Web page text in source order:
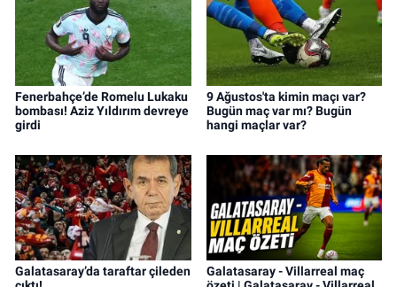
Fenerbahçe’de Romelu Lukaku
bombası! Aziz Yıldırım devreye
girdi
9 Ağustos'ta kimin maçı var?
Bugün maç var mı? Bugün
hangi maçlar var?
Galatasaray’da taraftar çileden
Galatasaray - Villarreal maç